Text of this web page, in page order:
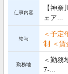
仕事内容
【神
ェア...
給与
＜予定
制 ＜賃
勤務地
＜勤務
7-...